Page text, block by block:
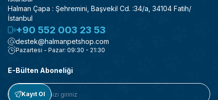
Halman Çapa : Şehremini, Başvekil Cd. :34/a, 34104 Fatih/
İstanbul
+90 552 003 23 53
destek@halmanpetshop.com
Pazartesi - Pazar: 09:30 - 21:30
E-Bülten Aboneliği
Kayıt Ol